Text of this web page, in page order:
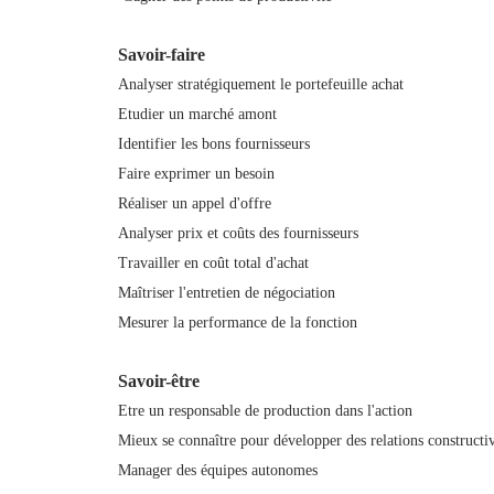
Savoir-faire
Analyser stratégiquement le portefeuille achat
Etudier un marché amont
Identifier les bons fournisseurs
Faire exprimer un besoin
Réaliser un appel d'offre
Analyser prix et coûts des fournisseurs
Travailler en coût total d'achat
Maîtriser l'entretien de négociation
Mesurer la performance de la fonction
Savoir-être
Etre un responsable de production dans l'action
Mieux se connaître pour développer des relations
Manager des équipes autonomes